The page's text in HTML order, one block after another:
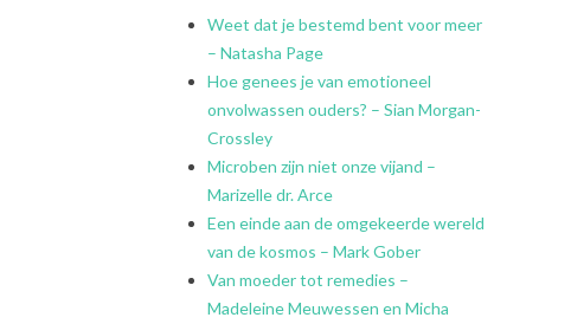
Weet dat je bestemd bent voor meer
– Natasha Page
Hoe genees je van emotioneel
onvolwassen ouders? – Sian Morgan-
Crossley
Microben zijn niet onze vijand –
Marizelle dr. Arce
Een einde aan de omgekeerde wereld
van de kosmos – Mark Gober
Van moeder tot remedies –
Madeleine Meuwessen en Micha